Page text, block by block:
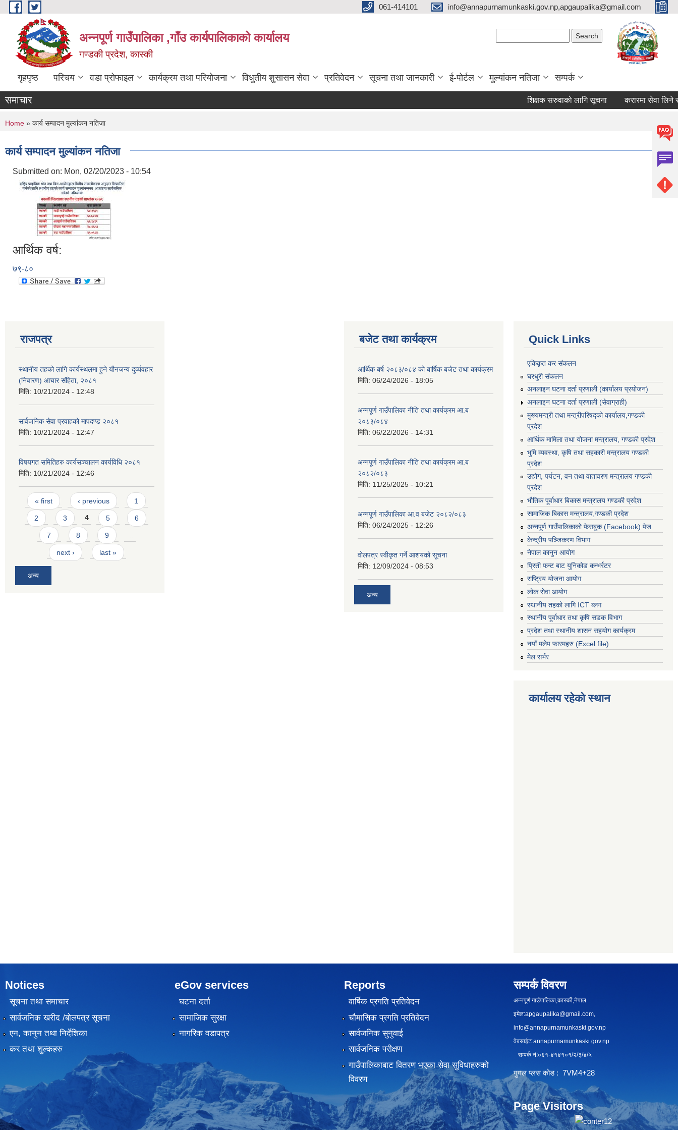
Skip to main content 061-414101 info@annapurnamunkaski.gov.np,apgaupalika@gmail.com
अन्नपूर्ण गाउँपालिका ,गाँउ कार्यपालिकाको कार्यालय
गण्डकी प्रदेश, कास्की
गृहपृष्ठ परिचय वडा प्रोफाइल कार्यक्रम तथा परियोजना विधुतीय शुसासन सेवा प्रतिवेदन सूचना तथा जानकारी ई-पोर्टल मुल्यांकन नतिजा सम्पर्क
समाचार शिक्षक सरुवाको लागि सूचना करारमा सेवा लिने
You are here
Home » कार्य सम्पादन मुल्यांकन नतिजा
कार्य सम्पादन मुल्यांकन नतिजा
Submitted on: Mon, 02/20/2023 - 10:54
आर्थिक वर्ष:
७९-८०
राजपत्र
स्थानीय तहको लागि कार्यस्थलमा हुने यौनजन्य दुर्व्यवहार
(निवारण) आचार संहिता, २०८१
मिति: 10/21/2024 - 12:48
सार्वजनिक सेवा प्रवाहको मापदण्ड २०८१
मिति: 10/21/2024 - 12:47
विषयगत समितिहरु कार्यसञ्चालन कार्यविधि २०८१
मिति: 10/21/2024 - 12:46
Pages
« first ‹ previous 1
2 3 4 5 6
7 8 9 …
next › last »
अन्य
बजेट तथा कार्यक्रम
आर्थिक बर्ष २०८३/०८४ को बार्षिक बजेट तथा कार्यक्रम
मिति: 06/24/2026 - 18:05
अन्नपूर्ण गाउँपालिका नीति तथा कार्यक्रम आ.ब
२०८३/०८४
मिति: 06/22/2026 - 14:31
अन्नपूर्ण गाउँपालिका नीति तथा कार्यक्रम आ.ब
२०८२/०८३
मिति: 11/25/2025 - 10:21
अन्नपूर्ण गाउँपालिका आ.व बजेट २०८२/०८३
मिति: 06/24/2025 - 12:26
वोलपत्र स्वीकृत गर्ने आशयको सूचना
मिति: 12/09/2024 - 08:53
अन्य
Quick Links
एकिकृत कर संकलन
घरधुरी संकलन
अनलाइन घटना दर्ता प्रणाली (कार्यालय प्रयोजन)
अनलाइन घटना दर्ता प्रणाली (सेवाग्राही)
मुख्यमन्त्री तथा मन्त्रीपरिषद्को कार्यालय,गण्डकी
प्रदेश
आर्थिक मामिला तथा योजना मन्त्रालय, गण्डकी प्रदेश
भुमि व्यवस्था, कृषि तथा सहकारी मन्त्रालय गण्डकी
प्रदेश
उद्योग, पर्यटन, वन तथा वातावरण मन्त्रालय गण्डकी
प्रदेश
भौतिक पूर्वाधार बिकास मन्त्रालय गण्डकी प्रदेश
सामाजिक बिकास मन्त्रालय,गण्डकी प्रदेश
अन्नपूर्ण गाउँपालिकाको फेसबुक (Facebook) पेज
केन्द्रीय पञ्जिकरण विभाग
नेपाल कानुन आयोग
प्रिती फन्ट बाट युनिकोड कन्भर्रटर
राष्ट्रिय योजना आयोग
लोक सेवा आयोग
स्थानीय तहको लागि ICT ब्लग
स्थानीय पूर्वाधार तथा कृषि सडक विभाग
प्रदेश तथा स्थानीय शासन सहयोग कार्यक्रम
नयाँ मलेप फारमहरु (Excel file)
मेल सर्भर
कार्यालय रहेको स्थान
Notices
सूचना तथा समाचार
सार्वजनिक खरीद /बोलपत्र सूचना
एन, कानुन तथा निर्देशिका
कर तथा शुल्कहरु
eGov services
घटना दर्ता
सामाजिक सुरक्षा
नागरिक वडापत्र
Reports
वार्षिक प्रगति प्रतिवेदन
चौमासिक प्रगति प्रतिवेदन
सार्वजनिक सुनुवाई
सार्वजनिक परीक्षण
गाउँपालिकाबाट वितरण भएका सेवा सुविधाहरुको
विवरण
सम्पर्क विवरण
अन्नपूर्ण गाउँपालिका,कास्की,नेपाल
इमेल:apgaupalika@gmail.com
info@annapurnamunkaski.gov.np
वेबसाईट:annapurnamunkaski.gov.np
सम्पर्क नं:०६१-४१४१०१/२/३/४/५
गुगल प्लस कोड : 7VM4+28
Page Visitors